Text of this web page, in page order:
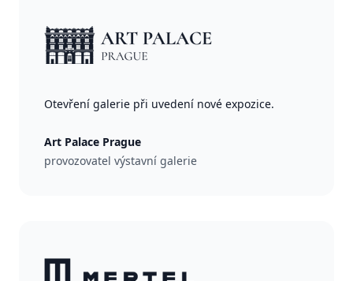
Otevření galerie při uvedení nové expozice.
Art Palace Prague
provozovatel výstavní galerie